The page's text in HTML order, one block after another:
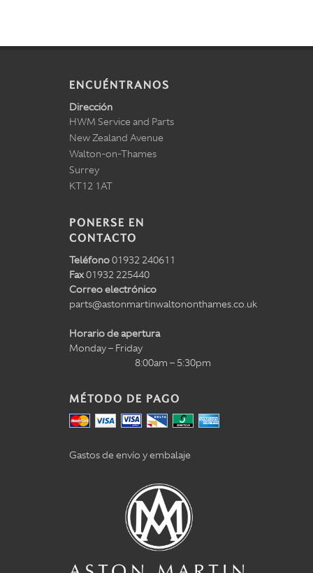
ENCUÉNTRANOS
Dirección
HWM Service and Parts
New Zealand Avenue
Walton-on-Thames
Surrey
KT12 1AT
PONERSE EN
CONTACTO
Teléfono01932 240611
Fax01932 225440
Correo electrónico
parts@astonmartinwaltononthames.co.uk
Horario de apertura
Monday – Friday
8:00am – 5:30pm
MÉTODO DE PAGO
Gastos de envío y embalaje